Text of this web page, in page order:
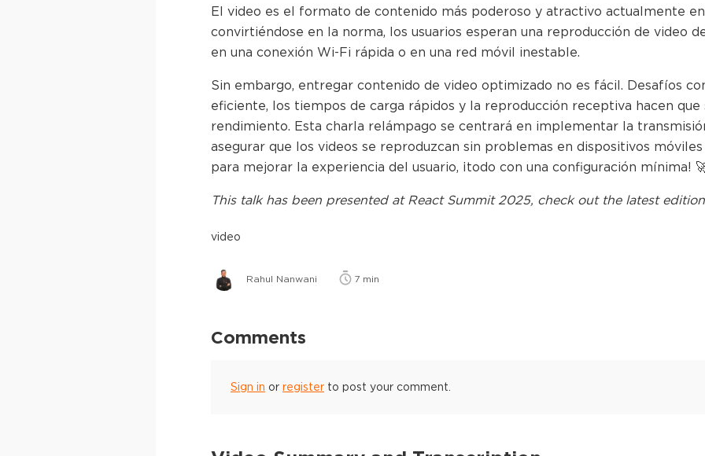
El video es el formato de contenido más poderoso y atractivo actualmente
convirtiéndose en la norma, los usuarios esperan una reproducción de video
en una conexión Wi-Fi rápida o en una red móvil inestable.
Sin embargo, entregar contenido de video optimizado no es fácil. Desafíos
eficiente, los tiempos de carga rápidos y la reproducción receptiva hacen
rendimiento. Esta charla relámpago se centrará en implementar la
asegurar que los videos se reproduzcan sin problemas en dispositivos
para mejorar la experiencia del usuario, ¡todo con una configuración mínima!
This talkhas been presented at React Summit 2025, check out the latest
video
Rahul Nanwani 7 min
Comments
Sign in or register to post your comment.